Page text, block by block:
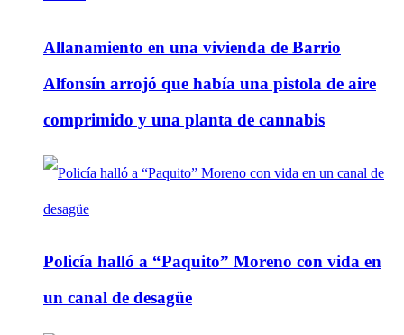
Allanamiento en una vivienda de Barrio
Alfonsín arrojó que había una pistola de aire
comprimido y una planta de cannabis
Policía halló a “Paquito” Moreno con vida en
un canal de desagüe